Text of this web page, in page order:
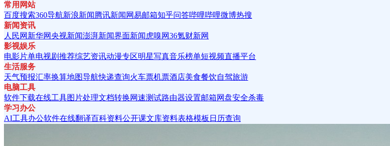
常用网站
百度搜索360导航新浪新闻腾讯新闻 网易邮箱知乎问答哔哩哔哩微博热搜
新闻资讯
人民网 新华网央视新闻澎湃新闻界面新闻 虎嗅网36氪财新网
影视娱乐
电影片单电视剧推荐综艺资讯动漫专区明星写真音乐榜单短视频直播平台
生活服务
天气预报汇率换算地图导航快递查询火车票机票酒店美食餐饮自驾旅游
电脑工具
软件下载在线工具图片处理文档转换网速测试路由器设置邮箱网盘安全杀毒
学习办公
AI工具办公软件在线翻译百科资料公开课文库资料表格模板 日历查询